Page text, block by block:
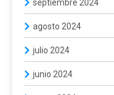
septiembre 2024
agosto 2024
julio 2024
junio 2024